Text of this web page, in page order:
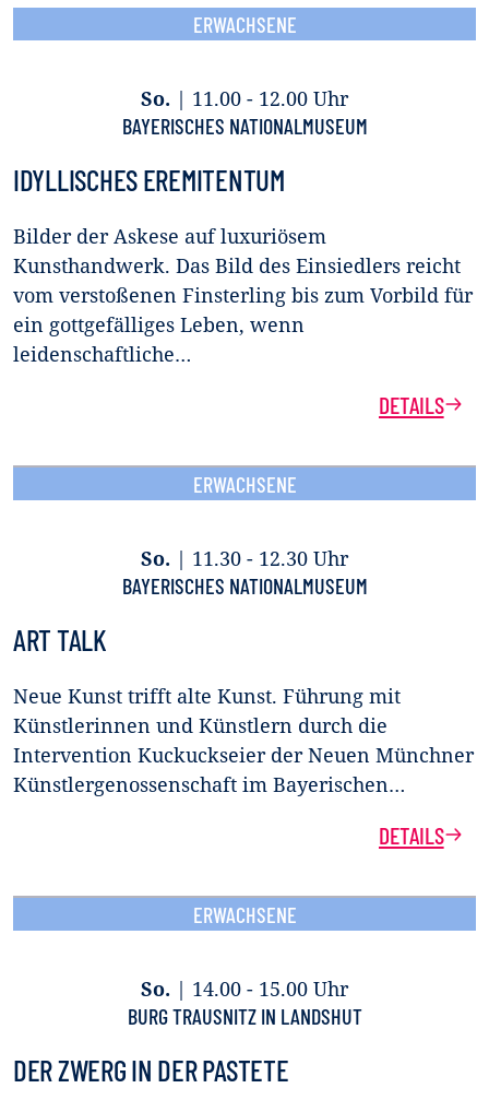
ERWACHSENE
So. | 11.00 - 12.00 Uhr
BAYERISCHES NATIONALMUSEUM
IDYLLISCHES EREMITENTUM
Bilder der Askese auf luxuriösem
Kunsthandwerk. Das Bild des Einsiedlers reicht
vom verstoßenen Finsterling bis zum Vorbild für
ein gottgefälliges Leben, wenn
leidenschaftliche…
DETAILS
ERWACHSENE
So. | 11.30 - 12.30 Uhr
BAYERISCHES NATIONALMUSEUM
ART TALK
Neue Kunst trifft alte Kunst. Führung mit
Künstlerinnen und Künstlern durch die
Intervention Kuckuckseier der Neuen Münchner
Künstlergenossenschaft im Bayerischen…
DETAILS
ERWACHSENE
So. | 14.00 - 15.00 Uhr
BURG TRAUSNITZ IN LANDSHUT
DER ZWERG IN DER PASTETE